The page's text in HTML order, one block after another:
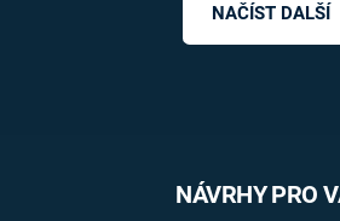
NAČÍST DALŠÍ
NÁVRHY PRO